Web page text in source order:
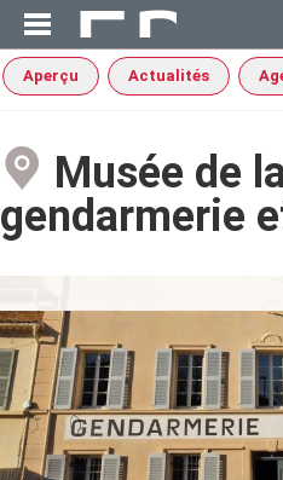
Aperçu Actualités
Musée de
gendarmerie